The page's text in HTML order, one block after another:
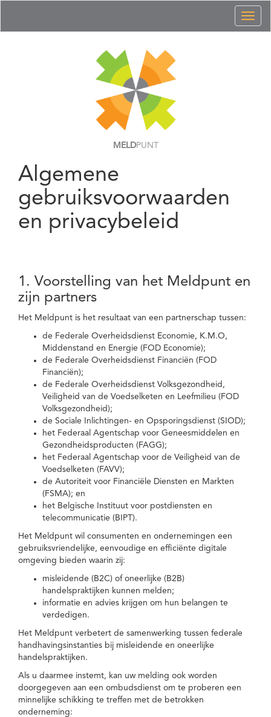
MELDPUNT
Algemene
gebruiksvoorwaarden
en privacybeleid
1. Voorstelling van het Meldpunt en
zijn partners
Het Meldpunt is het resultaat van een partnerschap tussen:
de Federale Overheidsdienst Economie, K.M.O,
Middenstand en Energie (FOD Economie);
de Federale Overheidsdienst Financiën (FOD
Financiën);
de Federale Overheidsdienst Volksgezondheid,
Veiligheid van de Voedselketen en Leefmilieu (FOD
Volksgezondheid);
de Sociale Inlichtingen- en Opsporingsdienst (SIOD);
het Federaal Agentschap voor Geneesmiddelen en
Gezondheidsproducten (FAGG);
het Federaal Agentschap voor de Veiligheid van de
Voedselketen (FAVV);
de Autoriteit voor Financiële Diensten en Markten
(FSMA); en
het Belgische Instituut voor postdiensten en
telecommunicatie (BIPT).
Het Meldpunt wil consumenten en ondernemingen een
gebruiksvriendelijke, eenvoudige en efficiënte digitale
omgeving bieden waarin zij:
misleidende (B2C) of oneerlijke (B2B)
handelspraktijken kunnen melden;
informatie en advies krijgen om hun belangen te
verdedigen.
Het Meldpunt verbetert de samenwerking tussen federale
handhavingsinstanties bij misleidende en oneerlijke
handelspraktijken.
Als u daarmee instemt, kan uw melding ook worden
doorgegeven aan een ombudsdienst om te proberen een
minnelijke schikking te treffen met de betrokken
onderneming: